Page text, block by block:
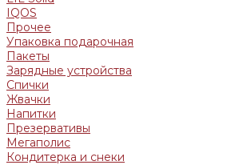
IQOS
Прочее
Упаковка подарочная
Пакеты
Зарядные устройства
Спички
Жвачки
Напитки
Презервативы
Мегаполис
Кондитерка и снеки